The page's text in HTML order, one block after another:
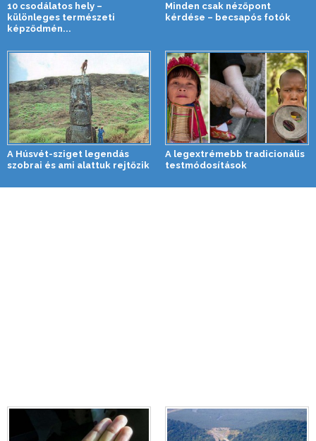
10 csodálatos hely –
különleges természeti
képződmén...
Minden csak nézőpont
kérdése – becsapós fotók
A Húsvét-sziget legendás
szobrai és ami alattuk rejtőzik
A legextrémebb tradicionális
testmódosítások